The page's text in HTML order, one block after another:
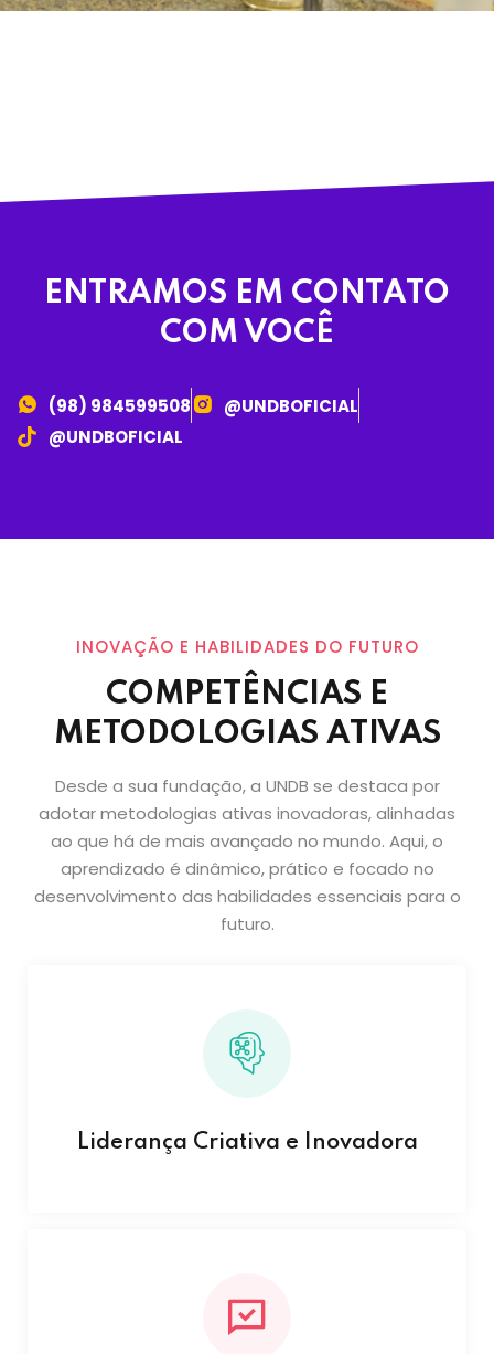
ENTRAMOS EM CONTATO
COM VOCÊ
(98) 984599508
@UNDBOFICIAL
@UNDBOFICIAL
INOVAÇÃO E HABILIDADES DO FUTURO
COMPETÊNCIAS E
METODOLOGIAS ATIVAS
Desde a sua fundação, a UNDB se destaca por
adotar metodologias ativas inovadoras, alinhadas
ao que há de mais avançado no mundo. Aqui, o
aprendizado é dinâmico, prático e focado no
desenvolvimento das habilidades essenciais para o
futuro.
Liderança Criativa e Inovadora